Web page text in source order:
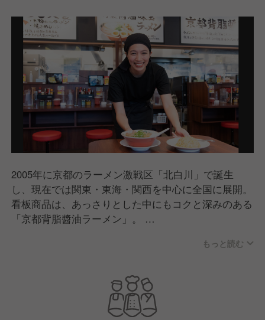
2005年に京都のラーメン激戦区「北白川」で誕生
し、現在では関東・東海・関西を中心に全国に展開。
看板商品は、あっさりとした中にもコクと深みのある
「京都背脂醬油ラーメン」。
か懐かしいラーメンとして支持をいただいています。
おり、お子さま連れのお客様にも心地よくご利用いた
だける店舗づくりを行っています。
もっと読む